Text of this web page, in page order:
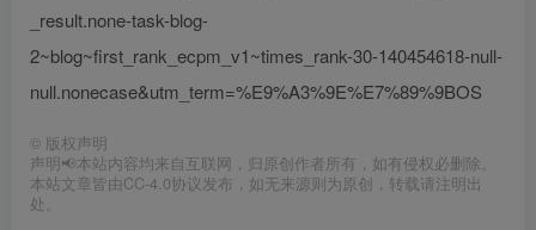
_result.none-task-blog-
2~blog~first_rank_ecpm_v1~times_rank-30-140454618-null-
null.nonecase&utm_term=%E9%A3%9E%E7%89%9BOS
© 版权声明
声明📢本站内容均来自互联网，归原创作者所有，如有侵权必删除。
本站文章皆由CC-4.0协议发布，如无来源则为原创，转载请注明出
处。